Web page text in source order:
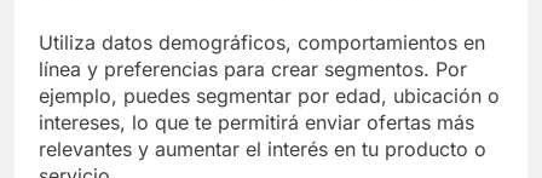
Utiliza datos demográficos, comportamientos en
línea y preferencias para crear segmentos. Por
ejemplo, puedes segmentar por edad, ubicación o
intereses, lo que te permitirá enviar ofertas más
relevantes y aumentar el interés en tu producto o